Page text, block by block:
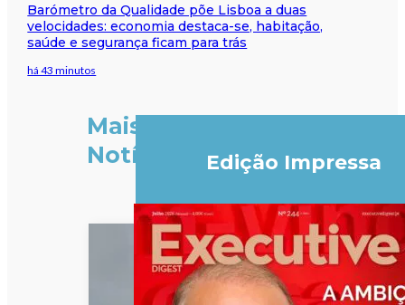
Barómetro da Qualidade põe Lisboa a duas
velocidades: economia destaca-se, habitação,
saúde e segurança ficam para trás
há 43 minutos
Mais
Notícias
Edição Impressa